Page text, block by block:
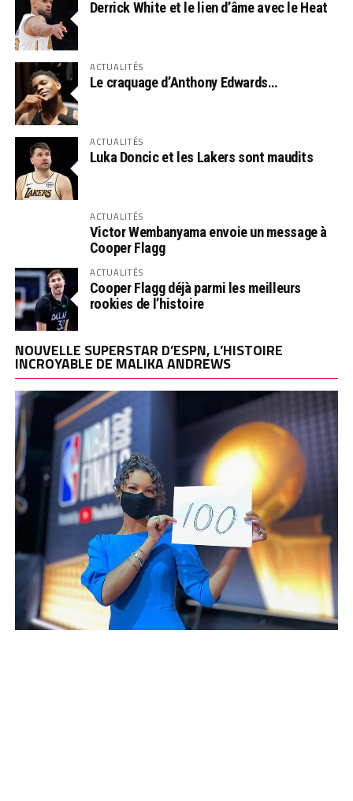
Derrick White et le lien d’âme avec le Heat
ACTUALITÉS
Le craquage d’Anthony Edwards…
ACTUALITÉS
Luka Doncic et les Lakers sont maudits
ACTUALITÉS
Victor Wembanyama envoie un message à
Cooper Flagg
ACTUALITÉS
Cooper Flagg déjà parmi les meilleurs
rookies de l’histoire
NOUVELLE SUPERSTAR D’ESPN, L’HISTOIRE
INCROYABLE DE MALIKA ANDREWS